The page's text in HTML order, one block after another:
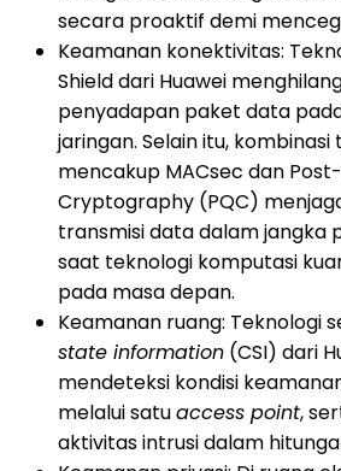
secara proaktif demi
Keamanan konektivitas:
Shield dari Huawei
penyadapan paket data
jaringan. Selain itu,
mencakup MACsec dan
Cryptography (PQC)
transmisi data dalam jangka
saat teknologi komputasi
pada masa depan.
Keamanan ruang: Teknologi
state information (CSI) dari
mendeteksi kondisi
melalui satuaccess point,
aktivitas intrusi dalam